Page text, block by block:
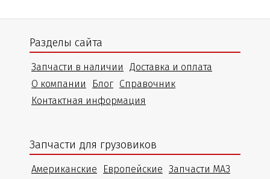
Разделы сайта
Запчасти в наличии
Доставка и оплата
О компании
Блог Справочник
Контактная информация
Запчасти для грузовиков
Американские Европейские Запчасти МАЗ